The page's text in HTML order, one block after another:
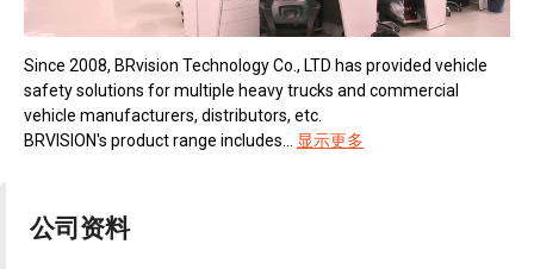
Since 2008, BRvision Technology Co., LTD has provided vehicle
safety solutions for multiple heavy trucks and commercial
vehicle manufacturers, distributors, etc.
BRVISION's product range includes... 显示更多
公司资料